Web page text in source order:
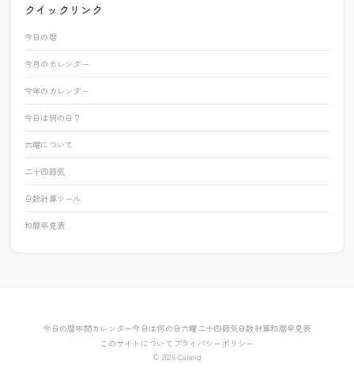
クイックリンク
今日の暦
今月のカレンダー
今年のカレンダー
今日は何の日？
六曜について
二十四節気
日数計算ツール
和暦早見表
今日の暦年間カレンダー今日は何の日 六曜二十四節気 日数計算和暦早見表
このサイトについて プライバシーポリシー
© 2026 Calend